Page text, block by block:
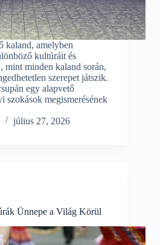
kaland, amelyben
kultúráit és
mint minden kaland során,
szerepet játszik.
egy alapvető
szokások megismerésének
július 27, 2026
Ünnepe a Világ Körül